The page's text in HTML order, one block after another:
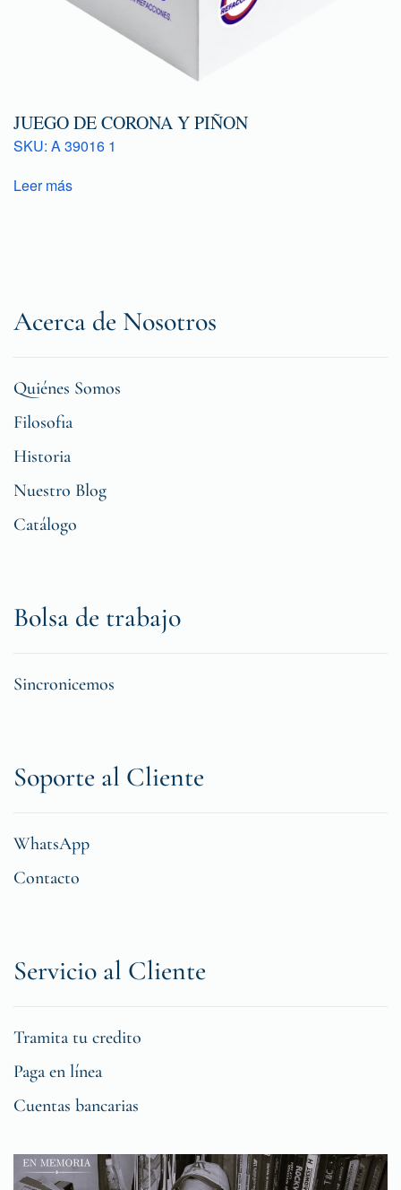
JUEGO DE CORONA Y PIÑON
SKU: A 39016 1
Leer más
Acerca de Nosotros
Quiénes Somos
Filosofia
Historia
Nuestro Blog
Catálogo
Bolsa de trabajo
Sincronicemos
Soporte al Cliente
WhatsApp
Contacto
Servicio al Cliente
Tramita tu credito
Paga en línea
Cuentas bancarias